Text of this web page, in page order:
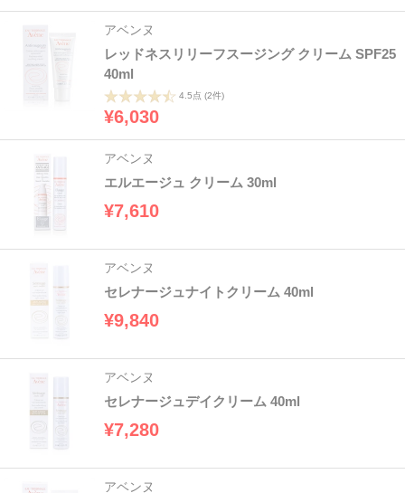
アベンヌ
レッドネスリリーフスージング クリーム SPF25
40ml
4.5点 (2件)
¥6,030
アベンヌ
エルエージュ クリーム 30ml
¥7,610
アベンヌ
セレナージュナイトクリーム 40ml
¥9,840
アベンヌ
セレナージュデイクリーム 40ml
¥7,280
アベンヌ